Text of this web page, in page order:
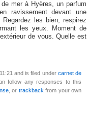
mer à Hyères, un parfum
ravissement devant une
les bien, respirez
les yeux. Moment de
de vous. Quelle est
and is filed under carnet de
follow any responses to this
, or trackback from your own